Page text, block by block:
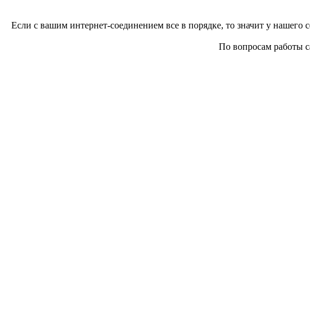
Если с вашим интернет-соединением все в порядке, то значит у нашего
По вопросам работы